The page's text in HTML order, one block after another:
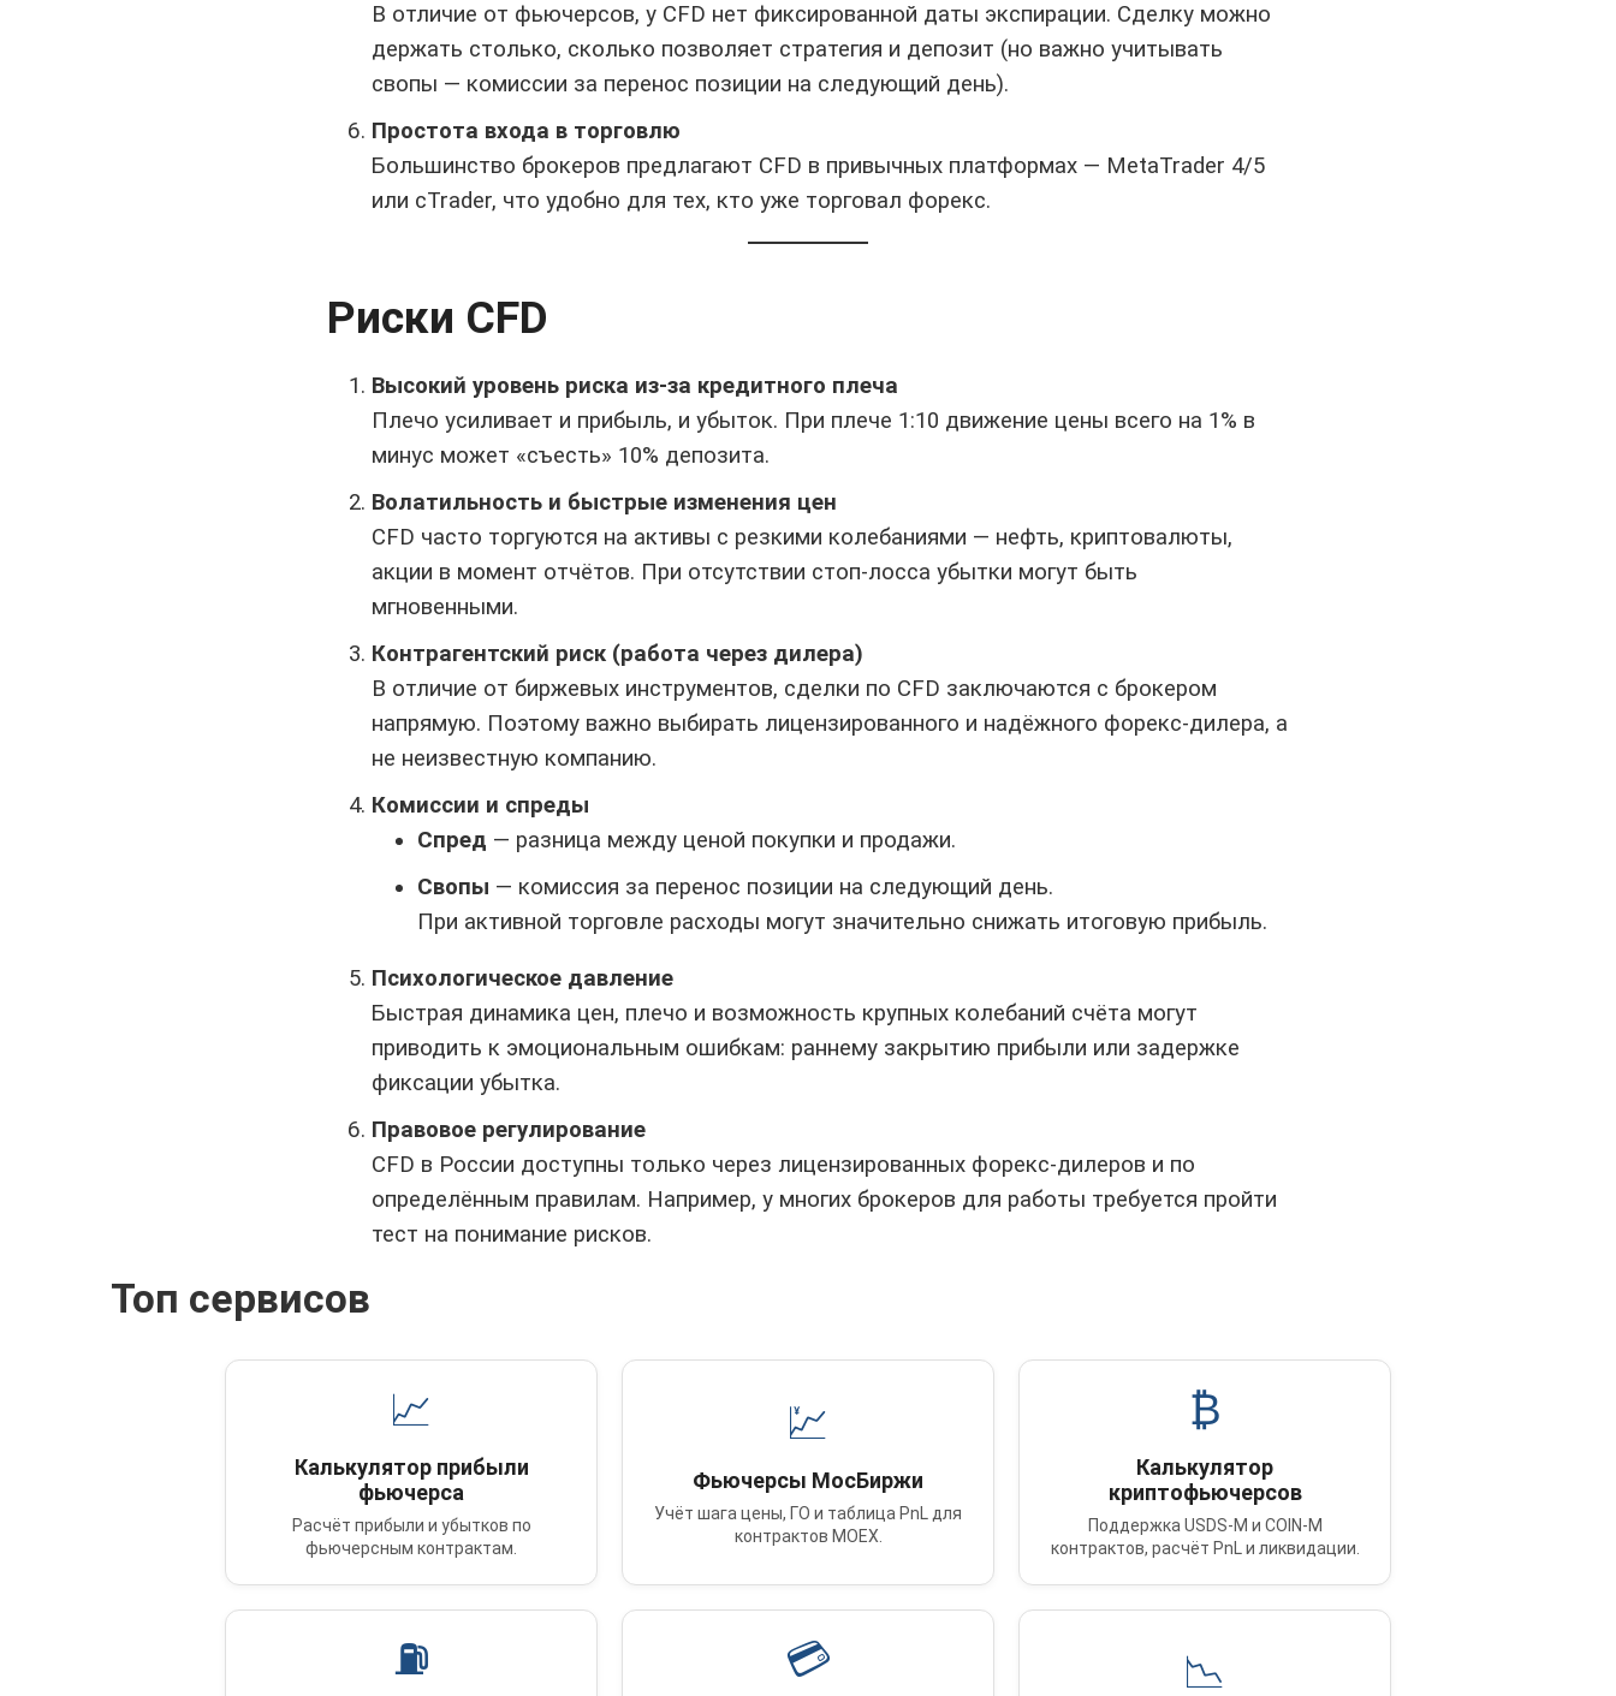
В отличие от фьючерсов, у CFD нет фиксированной даты экспирации. Сделку можно
держать столько, сколько позволяет стратегия и депозит (но важно учитывать
свопы — комиссии за перенос позиции на следующий день).
Простота входа в торговлю
Большинство брокеров предлагают CFD в привычных платформах — MetaTrader 4/5
или cTrader, что удобно для тех, кто уже торговал форекс.
Риски CFD
Высокий уровень риска из-за кредитного плеча
Плечо усиливает и прибыль, и убыток. При плече 1:10 движение цены всего на 1% в
минус может «съесть» 10% депозита.
Волатильность и быстрые изменения цен
CFD часто торгуются на активы с резкими колебаниями — нефть, криптовалюты,
акции в момент отчётов. При отсутствии стоп-лосса убытки могут быть
мгновенными.
Контрагентский риск (работа через дилера)
В отличие от биржевых инструментов, сделки по CFD заключаются с брокером
напрямую. Поэтому важно выбирать лицензированного и надёжного форекс-дилера, а
не неизвестную компанию.
Комиссии и спреды
Спред — разница между ценой покупки и продажи.
Свопы — комиссия за перенос позиции на следующий день.
При активной торговле расходы могут значительно снижать итоговую прибыль.
Психологическое давление
Быстрая динамика цен, плечо и возможность крупных колебаний счёта могут
приводить к эмоциональным ошибкам: раннему закрытию прибыли или задержке
фиксации убытка.
Правовое регулирование
CFD в России доступны только через лицензированных форекс-дилеров и по
определённым правилам. Например, у многих брокеров для работы требуется пройти
тест на понимание рисков.
Топ сервисов
📈
Калькулятор прибыли
фьючерса
Расчёт прибыли и убытков по
фьючерсным контрактам.
💹
Фьючерсы МосБиржи
Учёт шага цены, ГО и таблица PnL для
контрактов MOEX.
₿
Калькулятор
криптофьючерсов
Поддержка USDS-M и COIN-M
контрактов, расчёт PnL и ликвидации.
⛽ 💳 📉